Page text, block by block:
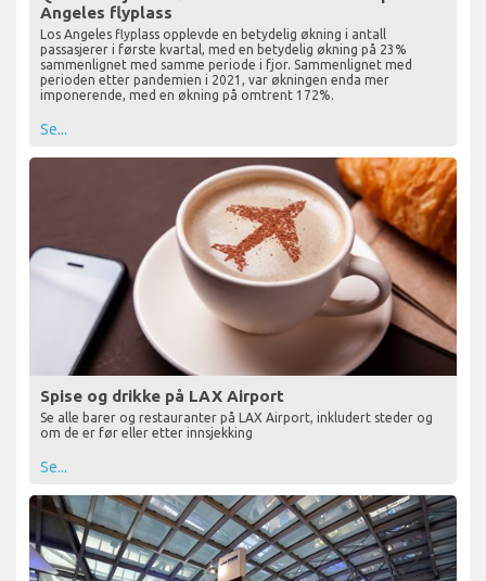
Angeles flyplass
Los Angeles flyplass opplevde en betydelig økning i antall
passasjerer i første kvartal, med en betydelig økning på 23%
sammenlignet med samme periode i fjor. Sammenlignet med
perioden etter pandemien i 2021, var økningen enda mer
imponerende, med en økning på omtrent 172%.
Se...
Spise og drikke på LAX Airport
Se alle barer og restauranter på LAX Airport, inkludert steder og
om de er før eller etter innsjekking
Se...